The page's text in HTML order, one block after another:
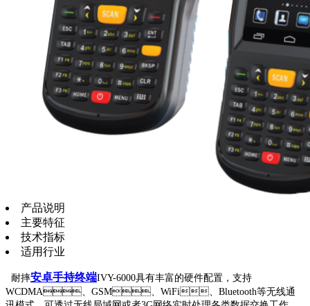
产品说明
主要特征
技术指标
适用行业
耐摔安卓手持终端IVY-6000具有丰富的硬件配置，支持
WCDMA、GSM、WiFi、Bluetooth等无线通